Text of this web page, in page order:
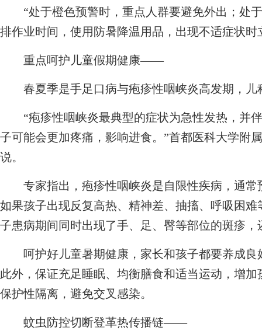
“处于橙色预警时，重点人群要避免外出；处
排作业时间，使用防暑降温用品，出现不适症状
重点呵护儿童假期健康——
春夏季是手足口病与疱疹性咽峡炎高发期，儿
“疱疹性咽峡炎最典型的症状为急性发热，并
子可能会更加疼痛，影响进食。”首都医科大学附
说。
专家指出，疱疹性咽峡炎是自限性疾病，通常
如果孩子出现反复高热、精神差、抽搐、呼吸困
子患病期间同时出现了手、足、臀等部位的斑疹
呵护好儿童暑期健康，家长和孩子都要养成良
此外，保证充足睡眠、均衡膳食和适当运动，增
保护性隔离，避免交叉感染。
蚊虫防控切断登革热传播链——